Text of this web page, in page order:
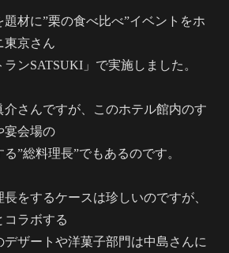
題材に”栗の食べ比べ”イベントをホ
東京さん
ンSATSUKI」で実施しました。
さんですが、このホテル館内のす
宴会場の
”総料理長”でもあるのです。
をするケースは珍しいのですが、
コラボする
ザートや洋菓子部門は中島さんに